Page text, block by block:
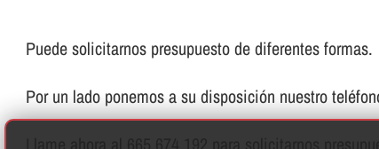
Puede solicitarnos presupuesto de diferentes formas.
Por un lado ponemos a su disposición nuestro